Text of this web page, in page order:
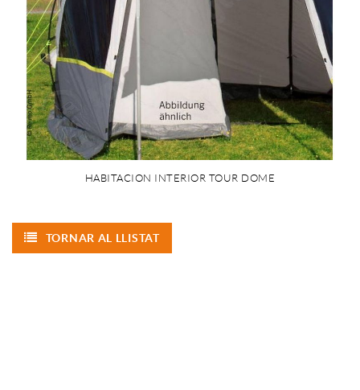
HABITACION INTERIOR TOUR DOME
TORNAR AL LLISTAT